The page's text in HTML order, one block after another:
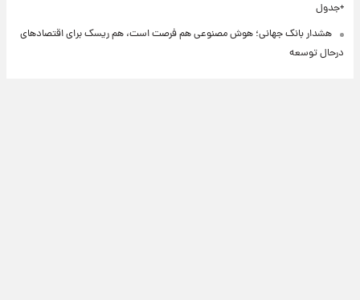
+جدول
هشدار بانک جهانی؛ هوش مصنوعی هم فرصت است، هم ریسک برای اقتصادهای
درحال توسعه